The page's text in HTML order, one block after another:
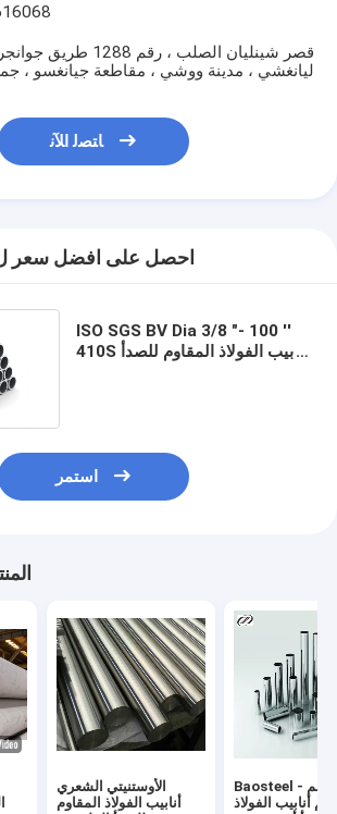
قصر شينليان الصلب ، رقم
ليانغشي ، مدينة ووشي ، مقاطعة جيانغسو ،
ﺎﺘﺼﻟ ﺍﻶﻧ
احصل على افضل سعر
ISO SGS BV Dia 3/8 "- 100 ''
410S أنابيب الفولاذ المقاوم للصدأ
استمر
الأوستنيتي الشعري
أنابيب الفولاذ المقاوم
Baosteel جدار 1 مم -
10 مم أنابيب الفولاذ